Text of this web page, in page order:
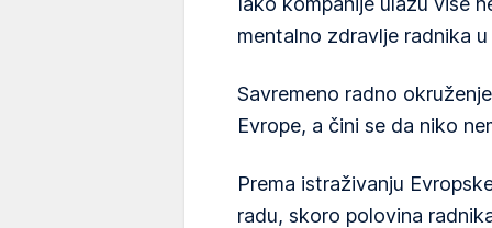
mentalno zdravlje radnika
Savremeno radno
Evrope, a čini se da niko
Prema istraživanju
radu, skoro polovina